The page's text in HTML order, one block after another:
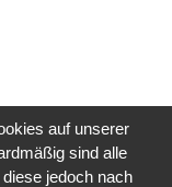
auf unserer
sind alle
jedoch nach